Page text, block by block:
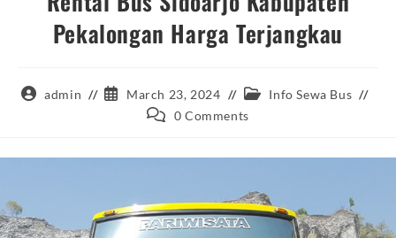
Pekalongan Harga Terjangkau
Postadmin
Post
published:
March 23, 2024
PostInfo Sewa Bus
Post 0 Comments